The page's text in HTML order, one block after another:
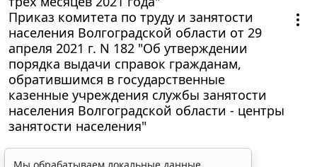
Приказ комитета по труду и занятости
населения Волгоградской области от 29
апреля 2021 г. N 182 "Об утверждении
порядка выдачи справок гражданам,
обратившимся в государственные
казенные учреждения службы занятости
населения Волгоградской области - центры
занятости населения"